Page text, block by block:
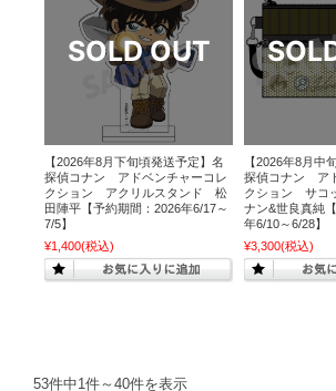
【2026年8月下旬頃発送予定】名
探偵コナン アドベンチャーコレ
クション アクリルスタンド 松
田陣平【予約期間：2026年6/17～
7/5】
¥1,400(税込)
【2026年8月中
探偵コナン ア
クション サコ
ナン&世良真純
年6/10～6/28】
¥3,300(税込)
53件中1件～40件を表示